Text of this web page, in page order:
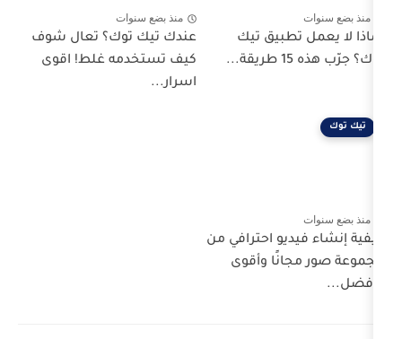
تيك
عندك تيك توك؟ تعال شوف
كيف تستخدمه غلط! اقوى
احترافي من
وأقوى